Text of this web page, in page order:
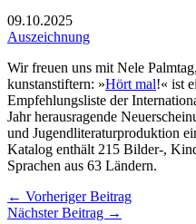
09.10.2025
Auszeichnung
Wir freuen uns mit Nele
kunstanstiftern: »Hört mal!« ist
Empfehlungsliste der
Jahr herausragende
und Jugendliteraturproduktion
Katalog enthält 215 Bilder-,
Sprachen aus 63 Ländern.
← Vorheriger Beitrag
Nächster Beitrag →